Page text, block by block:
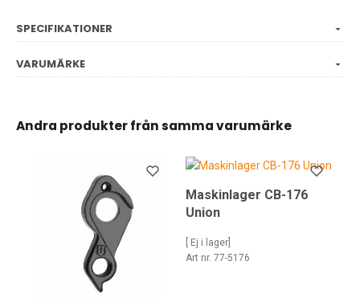
SPECIFIKATIONER
VARUMÄRKE
Andra produkter från samma varumärke
Maskinlager CB-176
Union
[ Ej i lager]
Art nr. 77-5176